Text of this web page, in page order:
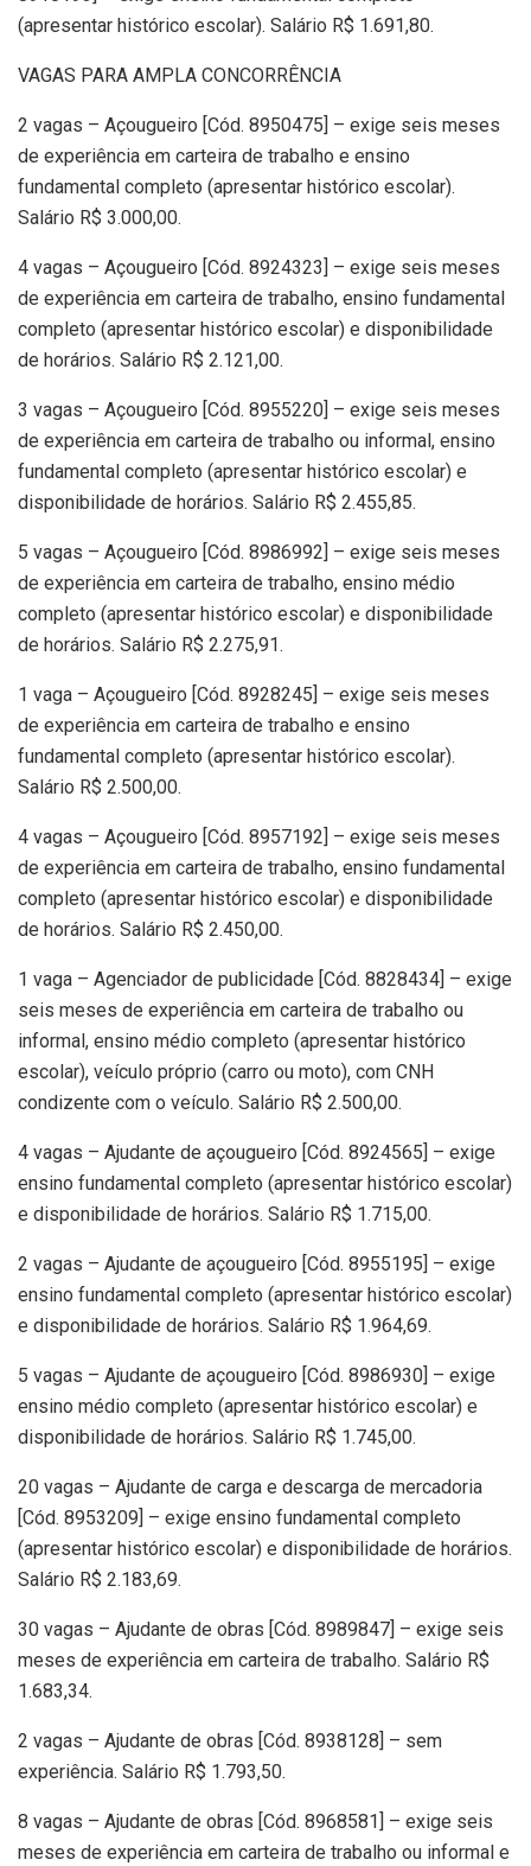
(apresentar histórico escolar). Salário R$ 1.691,80.
VAGAS PARA AMPLA CONCORRÊNCIA
2 vagas – Açougueiro [Cód. 8950475] – exige seis meses
de experiência em carteira de trabalho e ensino
fundamental completo (apresentar histórico escolar).
Salário R$ 3.000,00.
4 vagas – Açougueiro [Cód. 8924323] – exige seis meses
de experiência em carteira de trabalho, ensino fundamental
completo (apresentar histórico escolar) e disponibilidade
de horários. Salário R$ 2.121,00.
3 vagas – Açougueiro [Cód. 8955220] – exige seis meses
de experiência em carteira de trabalho ou informal, ensino
fundamental completo (apresentar histórico escolar) e
disponibilidade de horários. Salário R$ 2.455,85.
5 vagas – Açougueiro [Cód. 8986992] – exige seis meses
de experiência em carteira de trabalho, ensino médio
completo (apresentar histórico escolar) e disponibilidade
de horários. Salário R$ 2.275,91.
1 vaga – Açougueiro [Cód. 8928245] – exige seis meses
de experiência em carteira de trabalho e ensino
fundamental completo (apresentar histórico escolar).
Salário R$ 2.500,00.
4 vagas – Açougueiro [Cód. 8957192] – exige seis meses
de experiência em carteira de trabalho, ensino fundamental
completo (apresentar histórico escolar) e disponibilidade
de horários. Salário R$ 2.450,00.
1 vaga – Agenciador de publicidade [Cód. 8828434] – exige
seis meses de experiência em carteira de trabalho ou
informal, ensino médio completo (apresentar histórico
escolar), veículo próprio (carro ou moto), com CNH
condizente com o veículo. Salário R$ 2.500,00.
4 vagas – Ajudante de açougueiro [Cód. 8924565] – exige
ensino fundamental completo (apresentar histórico escolar)
e disponibilidade de horários. Salário R$ 1.715,00.
2 vagas – Ajudante de açougueiro [Cód. 8955195] – exige
ensino fundamental completo (apresentar histórico escolar)
e disponibilidade de horários. Salário R$ 1.964,69.
5 vagas – Ajudante de açougueiro [Cód. 8986930] – exige
ensino médio completo (apresentar histórico escolar) e
disponibilidade de horários. Salário R$ 1.745,00.
20 vagas – Ajudante de carga e descarga de mercadoria
[Cód. 8953209] – exige ensino fundamental completo
(apresentar histórico escolar) e disponibilidade de horários.
Salário R$ 2.183,69.
30 vagas – Ajudante de obras [Cód. 8989847] – exige seis
meses de experiência em carteira de trabalho. Salário R$
1.683,34.
2 vagas – Ajudante de obras [Cód. 8938128] – sem
experiência. Salário R$ 1.793,50.
8 vagas – Ajudante de obras [Cód. 8968581] – exige seis
meses de experiência em carteira de trabalho ou informal e